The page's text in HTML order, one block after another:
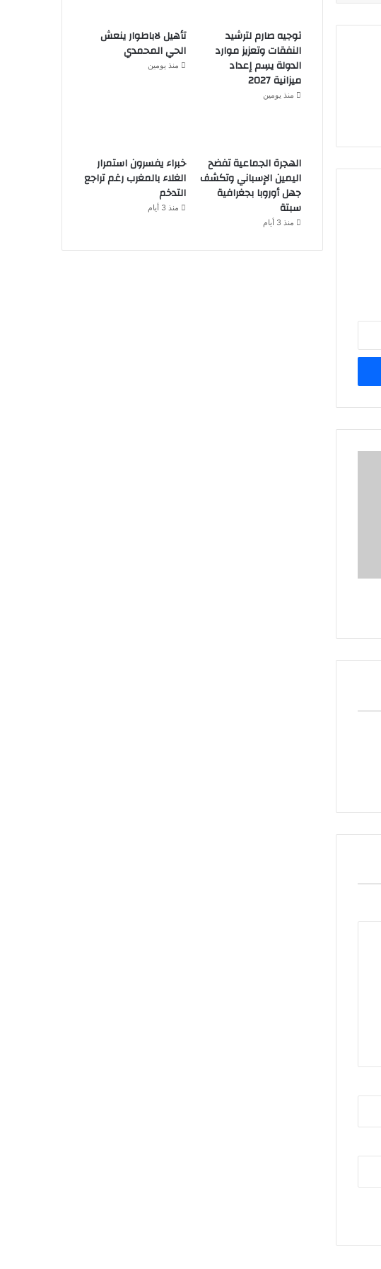
توجيه صارم لترشيد
النفقات وتعزيز موارد
الدولة يسِم إعداد
ميزانية 2027
منذ يومين
تأهيل لاباطوار ينعش
الحي المحمدي
منذ يومين
الهجرة الجماعية تفضح
اليمين الإسباني وتكشف
جهل أوروبا بجغرافية
سبتة
منذ 3 أيام
خبراء يفسرون استمرار
الغلاء بالمغرب رغم تراجع
التدخم
منذ 3 أيام